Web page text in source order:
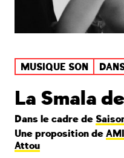
MUSIQUE SON
La Smala
Dans le cadre de
Une proposition de AMI
Attou